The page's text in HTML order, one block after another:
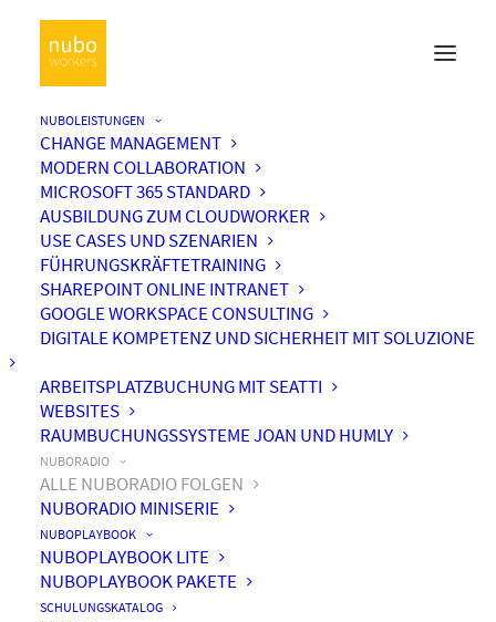
NUBOLEISTUNGEN
CHANGE MANAGEMENT
MODERN COLLABORATION
MICROSOFT 365 STANDARD
AUSBILDUNG ZUM CLOUDWORKER
USE CASES UND SZENARIEN
FÜHRUNGSKRÄFTETRAINING
SHAREPOINT ONLINE INTRANET
GOOGLE WORKSPACE CONSULTING
DIGITALE KOMPETENZ UND SICHERHEIT MIT SOLUZIONE
ARBEITSPLATZBUCHUNG MIT SEATTI
WEBSITES
RAUMBUCHUNGSSYSTEME JOAN UND HUMLY
NUBORADIO
ALLE NUBORADIO FOLGEN
NUBORADIO MINISERIE
NUBOPLAYBOOK
NUBOPLAYBOOK LITE
NUBOPLAYBOOK PAKETE
SCHULUNGSKATALOG
by nuboworkers GmbH